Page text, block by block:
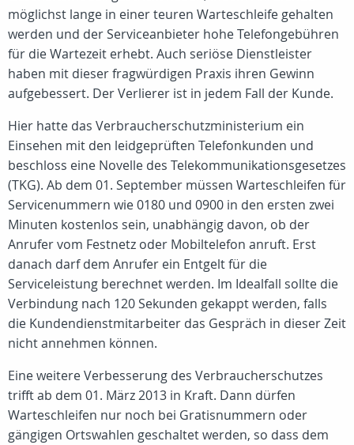
möglichst lange in einer teuren Warteschleife gehalten
werden und der Serviceanbieter hohe Telefongebühren
für die Wartezeit erhebt. Auch seriöse Dienstleister
haben mit dieser fragwürdigen Praxis ihren Gewinn
aufgebessert. Der Verlierer ist in jedem Fall der Kunde.
Hier hatte das Verbraucherschutzministerium ein
Einsehen mit den leidgeprüften Telefonkunden und
beschloss eine Novelle des Telekommunikationsgesetzes
(TKG). Ab dem 01. September müssen Warteschleifen für
Servicenummern wie 0180 und 0900 in den ersten zwei
Minuten kostenlos sein, unabhängig davon, ob der
Anrufer vom Festnetz oder Mobiltelefon anruft. Erst
danach darf dem Anrufer ein Entgelt für die
Serviceleistung berechnet werden. Im Idealfall sollte die
Verbindung nach 120 Sekunden gekappt werden, falls
die Kundendienstmitarbeiter das Gespräch in dieser Zeit
nicht annehmen können.
Eine weitere Verbesserung des Verbraucherschutzes
trifft ab dem 01. März 2013 in Kraft. Dann dürfen
Warteschleifen nur noch bei Gratisnummern oder
gängigen Ortswahlen geschaltet werden, so dass dem